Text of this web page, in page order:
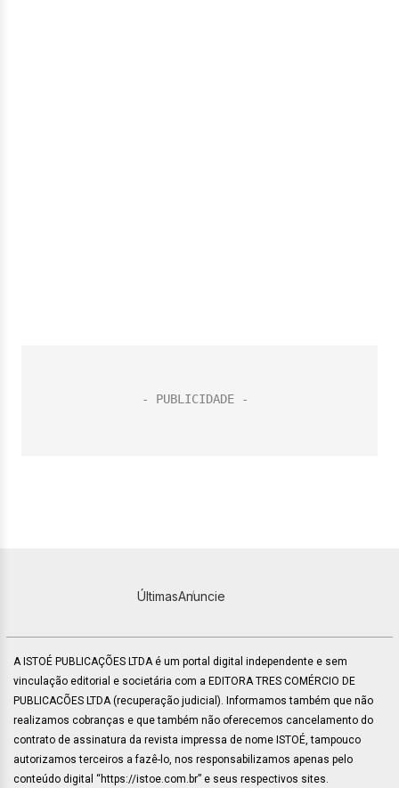
ÚltimasAnuncie
A ISTOÉ PUBLICAÇÕES LTDA é um portal digital independente e sem
vinculação editorial e societária com a EDITORA TRES COMÉRCIO DE
PUBLICACÕES LTDA (recuperação judicial). Informamos também que não
realizamos cobranças e que também não oferecemos cancelamento do
contrato de assinatura da revista impressa de nome ISTOÉ, tampouco
autorizamos terceiros a fazê-lo, nos responsabilizamos apenas pelo
conteúdo digital “https://istoe.com.br” e seus respectivos sites.